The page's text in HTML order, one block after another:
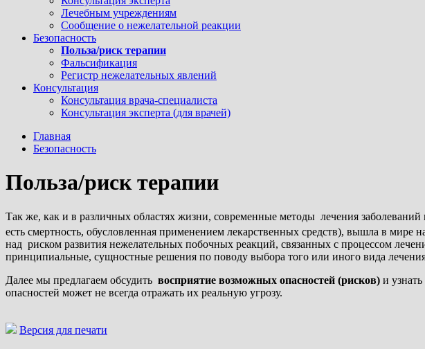
Лечебным учреждениям
Сообщение о нежелательной реакции
Безопасность
Польза/риск терапии
Фальсификация
Регистр нежелательных явлений
Консультация
Консультация врача-специалиста
Консультация эксперта (для врачей)
Главная
Безопасность
Польза/риск терапии
Так же, как и в различных областях жизни, современные методы лечения
есть смертность, обусловленная применением лекарственных средств), вышла в мире
над риском развития нежелательных побочных реакций, связанных с процессом
принципиальные, сущностные решения по поводу выбора того или иного вида
Далее мы предлагаем обсудить восприятие возможных опасностей (рисков) и
опасностей может не всегда отражать их реальную угрозу.
Версия для печати